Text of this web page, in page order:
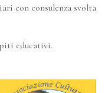
con consulenza svolta
educativi.